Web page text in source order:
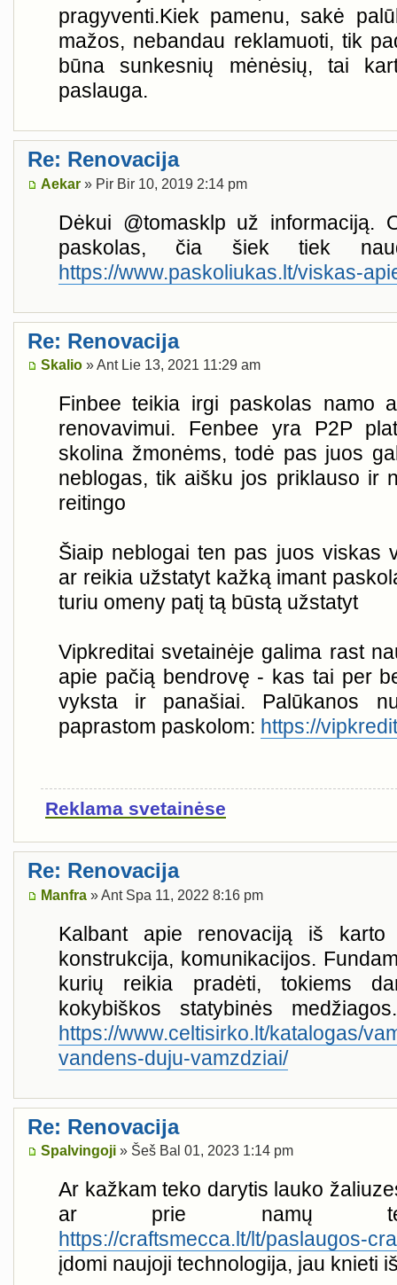
pragyventi.Kiek pamenu, sakė
mažos, nebandau reklamuoti, tik
būna sunkesnių mėnėsių, tai
paslauga.
Re: Renovacija
Aekar » Pir Bir 10, 2019 2:14 pm
Dėkui @tomasklp už informaciją.
paskolas, čia šiek tiek
https://www.paskoliukas.lt/viskas-
Re: Renovacija
Skalio » Ant Lie 13, 2021 11:29 am
Finbee teikia irgi paskolas namo
renovavimui. Fenbee yra P2P
skolina žmonėms, todė pas juos
neblogas, tik aišku jos priklauso ir
reitingo
Šiaip neblogai ten pas juos viskas
ar reikia užstatyt kažką imant
turiu omeny patį tą būstą užstatyt
Vipkreditai svetainėje galima rast
apie pačią bendrovę - kas tai per
vyksta ir panašiai. Palūkanos
paprastom paskolom: https://
Reklama svetainėse
Re: Renovacija
Manfra » Ant Spa 11, 2022 8:16 pm
Kalbant apie renovaciją iš
konstrukcija, komunikacijos.
kurių reikia pradėti, tokiems
kokybiškos statybinės
https://www.celtisirko.lt/katalogas/
vandens-duju-vamzdziai/
Re: Renovacija
Spalvingoji » Šeš Bal 01, 2023 1:14 pm
Ar kažkam teko darytis lauko
ar prie namų
https://craftsmecca.lt/lt/paslaugos-
įdomi naujoji technologija, jau knieti